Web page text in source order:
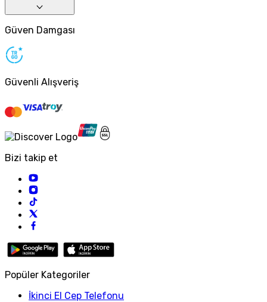
Güven Damgası
Güvenli Alışveriş
Bizi takip et
Popüler Kategoriler
İkinci El Cep Telefonu